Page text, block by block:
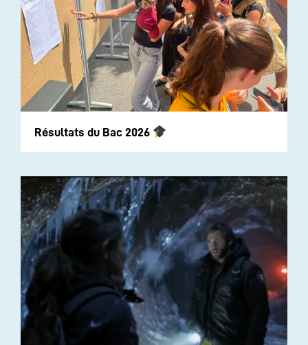
Résultats du Bac 2026